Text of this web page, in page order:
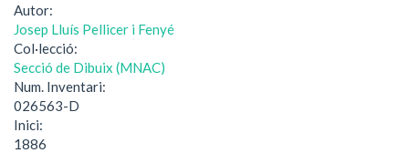
Autor:
Josep Lluís Pellicer i Fenyé
Col·lecció:
Secció de Dibuix (MNAC)
Num. Inventari:
026563-D
Inici:
1886